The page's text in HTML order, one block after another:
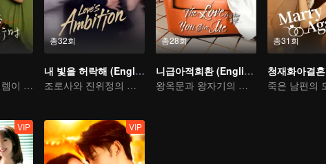
이혼 진행 중, 설렘이 올 때
총32회
내 빛을 허락해 (English Ver.)
조로사와 진위정의 참사랑 가설
총28회
니급아적희환 (English Ver.)
왕옥문과 왕자기의 달콤한 재회
총31회
청재화아결혼
VIP VIP